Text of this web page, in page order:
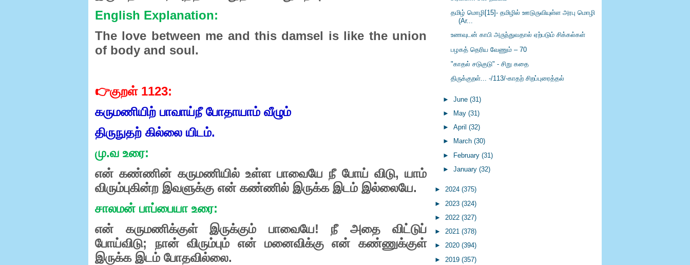
English Explanation:
The love between me and this damsel is like the union
of body and soul.
👉குறள்1123:
கருமணியிற் பாவாய்நீ போதாயாம் வீழும்
திருநுதற் கில்லை யிடம்.
மு.வ உரை:
என் கண்ணின் கருமணியில் உள்ள பாவையே நீ போய் விடு, யாம்
விரும்புகின்ற இவளுக்கு என் கண்ணில் இருக்க இடம் இல்லையே.
சாலமன் பாப்பையா உரை:
என்
கருமணிக்குள் இருக்கும் பாவையே! நீ அதை
விட்டுப்
போய்விடு; நான் விரும்பும் என் மனைவிக்கு என் கண்ணுக்குள்
இருக்க இடம் போதவில்லை.
தமிழ் மொழி[15]- தமிழில் ஊடுருவியுள்ள அரபு மொழி
(Ar...
உணவுடன் காபி அருந்துவதால் ஏற்படும் சிக்கல்கள்
பழகத் தெரிய வேணும் – 70
"காதல் சடுகுடு" - சிறு கதை
திருக்குறள்... -/113/-காதற் சிறப்புரைத்தல்
► June (31)
►
May (31)
► April (32)
►
March (30)
► February (31)
► January (32)
► 2024 (375)
► 2023 (324)
► 2022 (327)
► 2021 (378)
► 2020 (394)
► 2019 (357)